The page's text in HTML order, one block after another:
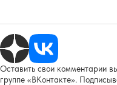
Оставить свои комментарии
группе «ВКонтакте».